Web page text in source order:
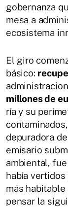
gobernanza
mesa a
ecosistema
El giro
básico:
millones de
ría y su
depuradora de
emisario
ambiental,
había vertidos
más
pensar la